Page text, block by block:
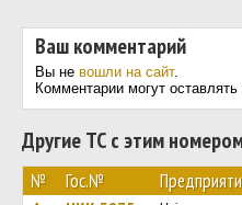
Ваш комментарий
Вы не вошли на сайт.
Комментарии могут
Другие ТС с этим
№ Гос.№